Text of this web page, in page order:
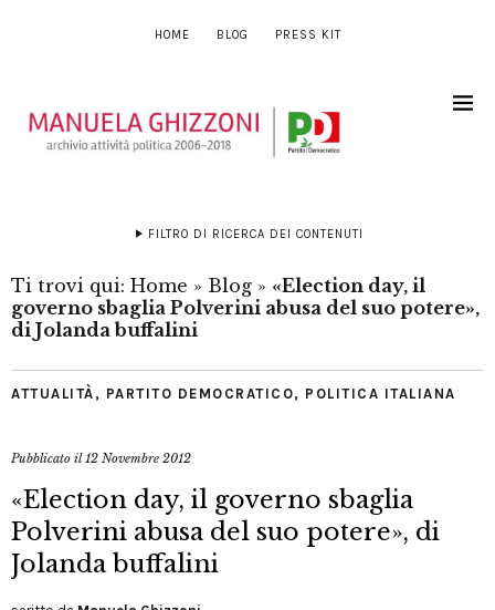
HOME BLOG PRESS KIT
FILTRO DI RICERCA DEI CONTENUTI
Ti trovi qui: Home » Blog » «Election day, il
governo sbaglia Polverini abusa del suo potere»,
di Jolanda buffalini
ATTUALITÀ , PARTITO DEMOCRATICO, POLITICA ITALIANA
Pubblicato il12 Novembre 2012
«Election day, il governo sbaglia
Polverini abusa del suo potere», di
Jolanda buffalini